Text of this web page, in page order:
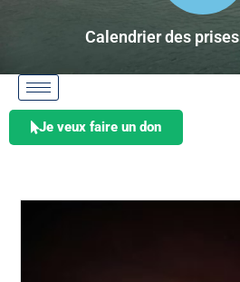
Calendrier des prises
Je veux faire un don